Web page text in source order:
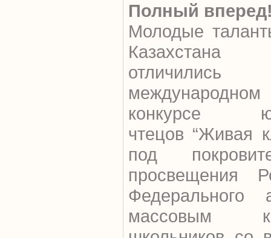
Полный
Молодые
Казахстана
международном
конкурсе
чтецов “Живая
под
просвещения
массовым